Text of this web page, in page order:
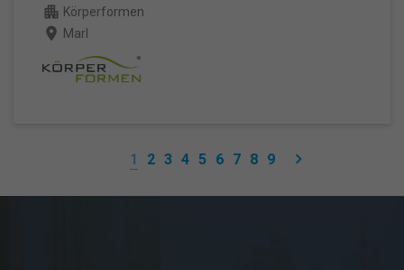
apartment Körperformen
place Marl
1 2 3 4 5 6 7 8 9 keyboard_arrow_right